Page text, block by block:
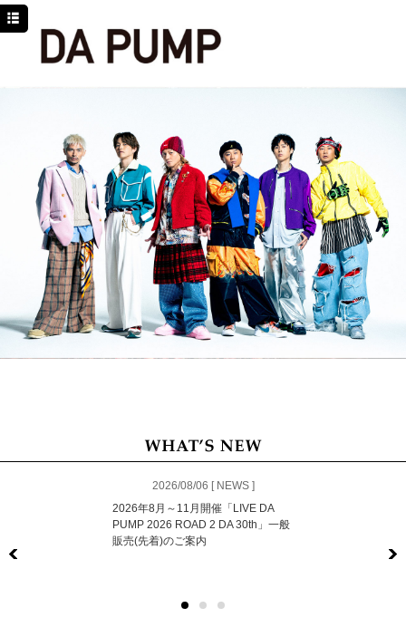
2026/08/06 [ NEWS ]
2026年8月～11月開催「LIVE DA
PUMP 2026 ROAD 2 DA 30th」一般
販売(先着)のご案内
NEWS
PROFILE
MOVIE
LINE
YouTube
BLOG
Facebook
Twitter
DPC